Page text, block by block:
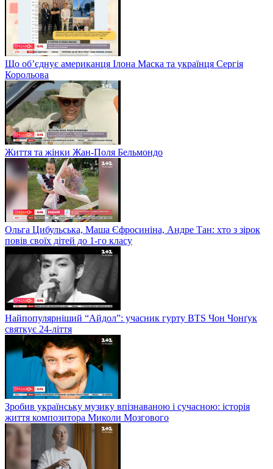
Що об’єднує американця Ілона Маска та українця Сергія
Корольова
Життя та жінки Жан-Поля Бельмондо
Ольга Цибульська, Маша Єфросиніна, Андре Тан: хто з зірок
повів своїх дітей до 1-го класу
Найпопулярніший “Айдол”: учасник гурту BTS Чон Чонґук
святкує 24-ліття
Зробив українську музику впізнаваною і сучасною: історія
життя композитора Миколи Мозгового